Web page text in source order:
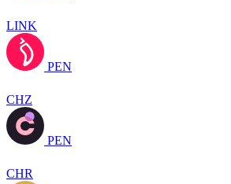
LINK
PEN
CHZ
PEN
CHR